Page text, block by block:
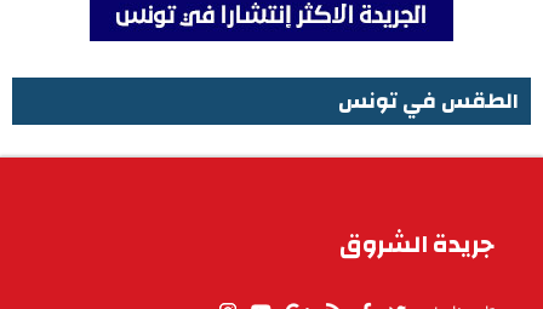
الطقس في تونس
جريدة الشروق